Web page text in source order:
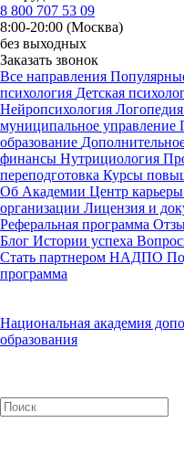
8 800 707 53 09
8:00-20:00 (Москва)
без выходных
Заказать звонок
Все направления
психология Детская
Нейропсихология Логопедия
муниципальное управление
образование
финансы Нутрициология
переподготовка Курсы
Об Академии Центр карьеры
организации Лицензия и
Реферальная программа
Блог Истории успеха
Стать партнером НАДПО
программа
Национальная академия
образования